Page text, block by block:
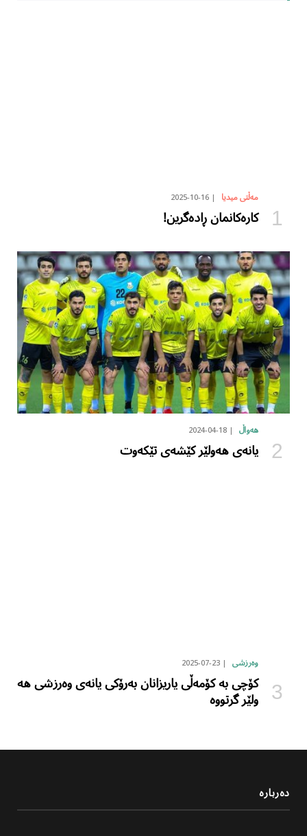
مەڵتی میدیا 2025-10-16
کارەکانمان ڕادەگرین!
هەواڵ 2024-04-18
یانەی هەولێر کێشەی تێکەوت
وەرزشی 2025-07-23
کۆچی بە کۆمەڵی یاریزانان بەرۆکی یانەی وەرزشی هە
ولێر گرتووە
دەربارە